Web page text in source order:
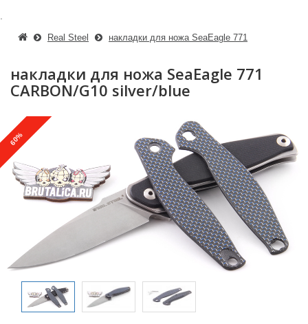
Real Steel накладки для ножа SeaEagle 771
накладки для ножа SeaEagle 771
CARBON/G10 silver/blue
60%